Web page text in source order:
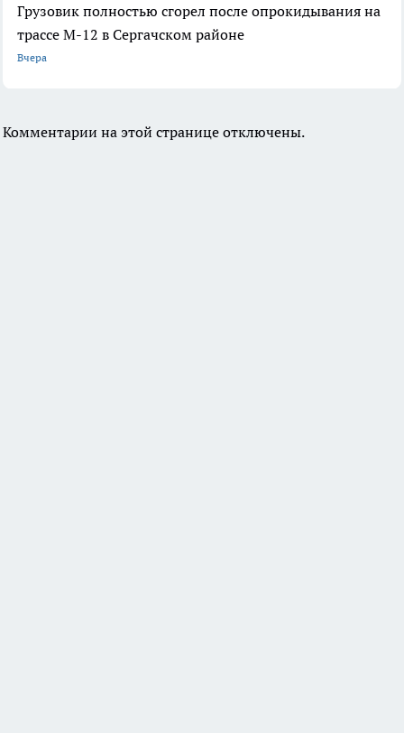
Грузовик полностью сгорел после опрокидывания на
трассе М-12 в Сергачском районе
Вчера
Комментарии на этой странице отключены.